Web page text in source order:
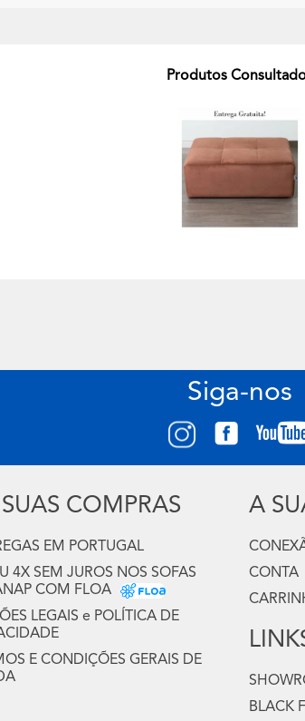
Produtos
Siga-nos
COMPRAS
EM PORTUGAL
4X SEM JUROS NOS SOFAS
COM FLOA
LEGAIS e POLÍTICA DE
E CONDIÇÕES GERAIS DE
A
CONTA
BLACK